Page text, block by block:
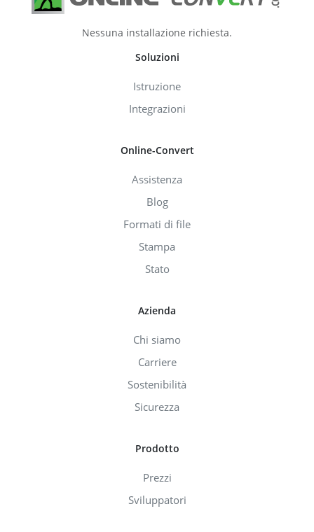
Nessuna installazione richiesta.
Soluzioni
Istruzione
Integrazioni
Online-Convert
Assistenza
Blog
Formati di file
Stampa
Stato
Azienda
Chi siamo
Carriere
Sostenibilità
Sicurezza
Prodotto
Prezzi
Sviluppatori